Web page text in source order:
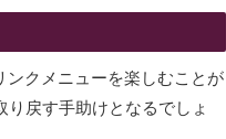
ンクメニューを楽しむことが
戻す手助けとなるでしょ